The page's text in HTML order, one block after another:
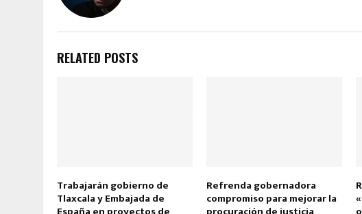
RELATED POSTS
Trabajarán gobierno de
Tlaxcala y Embajada de
Refrenda gobernadora
compromiso para mejorar la